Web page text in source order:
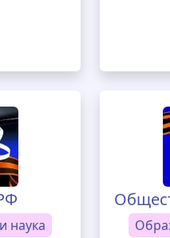
наука